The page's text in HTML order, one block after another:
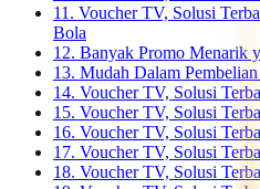
11. Voucher TV, Solusi
Bola
12. Banyak Promo Menarik
13. Mudah Dalam
14. Voucher TV, Solusi
15. Voucher TV, Solusi
16. Voucher TV, Solusi
17. Voucher TV, Solusi
18. Voucher TV, Solusi